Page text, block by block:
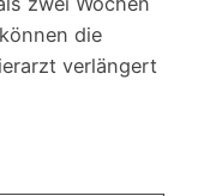
die
verlängert